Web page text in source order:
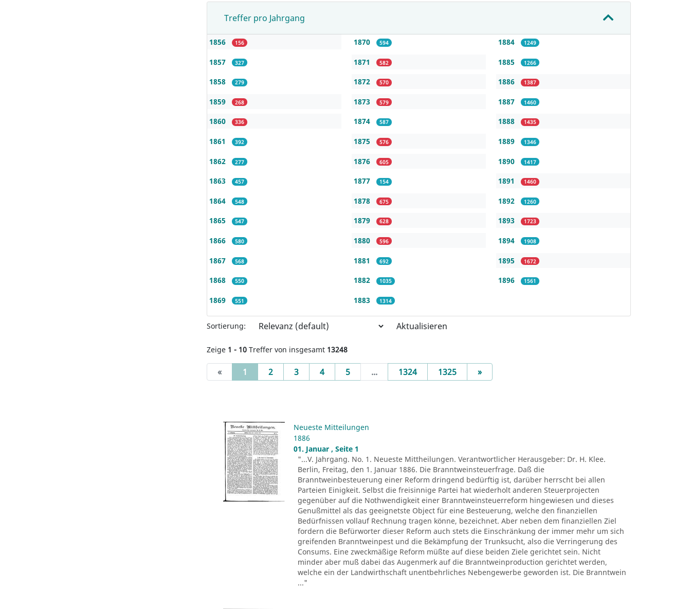
Treffer pro Jahrgang
1856 156
1857 327
1858 279
1859 268
1860 336
1861 392
1862 277
1863 457
1864 548
1865 547
1866 580
1867 568
1868 550
1869 551
1870 594
1871 582
1872 570
1873 579
1874 587
1875 576
1876 605
1877 154
1878 675
1879 628
1880 596
1881 692
1882 1035
1883 1314
1884 1249
1885 1266
1886 1387
1887 1460
1888 1435
1889 1346
1890 1417
1891 1460
1892 1260
1893 1723
1894 1908
1895 1672
1896 1561
Sortierung: Aktualisieren
Zeige 1 - 10 Treffer von insgesamt 13248
« 1 (current)
2 3 4 5 ... 1324 1325 »Next
Neueste Mitteilungen
1886
01. Januar , Seite 1
"...V. Jahrgang. No. 1. Neueste Mittheilungen. Verantwortlicher Herausgeber: Dr. H. Klee.
Berlin, Freitag, den 1. Januar 1886. Die Branntweinsteuerfrage. Daß die
Branntweinbesteuerung einer Reform dringend bedürftig ist, darüber herrscht bei allen
Parteien Einigkeit. Selbst die freisinnige Partei hat wiederholt anderen Steuerprojecten
gegenüber auf die Nothwendigkeit einer Branntweinsteuerreform hingewiesen und dieses
Genußmittel als das geeignetste Object für eine Besteuerung, welche den finanziellen
Bedürfnissen vollauf Rechnung tragen könne, bezeichnet. Aber neben dem finanziellen Ziel
fordern die Befürworter dieser Reform auch stets die Einschränkung der immer mehr um sich
greifenden Branntweinpest und die Bekämpfung der Trunksucht, also die Verringerung des
Consums. Eine zweckmäßige Reform müßte auf diese beiden Ziele gerichtet sein. Nicht
minder aber muß dabei das Augenmerk auf die Branntweinproduction gerichtet werden,
welche ein der Landwirthschaft unentbehrliches Nebengewerbe geworden ist. Die Branntwein
..."